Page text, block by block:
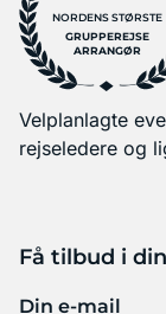
NORDENS STØRSTE
GRUPPEREJSE
ARRANGØR
Velplanlagte
rejseledere og
Få tilbud i
Din e-mail